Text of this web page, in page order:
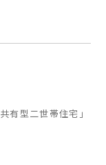
有型二世帯住宅」